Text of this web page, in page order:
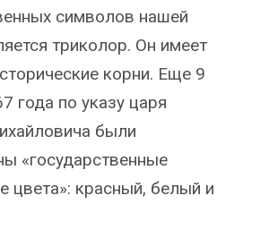
символов нашей
триколор. Он имеет
корни. Еще 9
года по указу царя
были
«государственные
цвета»: красный, белый и